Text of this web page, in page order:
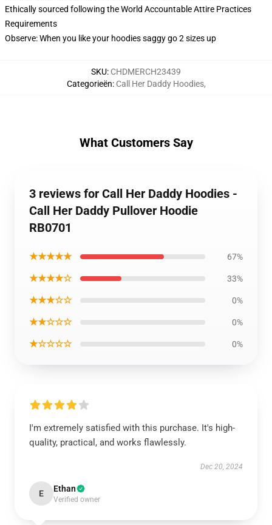
Ethically sourced following the World Accountable Attire Practices
Requirements
Observe: When you like your hoodies saggy go 2 sizes up
SKU: CHDMERCH23439
Categorieën: Call Her Daddy Hoodies,
What Customers Say
3 reviews for Call Her Daddy Hoodies -
Call Her Daddy Pullover Hoodie
RB0701
★★★★★ 67%
★★★★☆ 33%
★★★☆☆ 0%
★★☆☆☆ 0%
★☆☆☆☆ 0%
I'm extremely satisfied with this purchase. It's high-
quality, practical, and works flawlessly.
Dec 20, 2024
E Ethan
Verified owner